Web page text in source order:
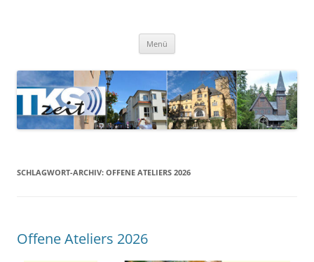
Menü
SCHLAGWORT-ARCHIV: OFFENE ATELIERS 2026
Offene Ateliers 2026